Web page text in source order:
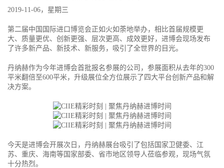
2019-11-06，星期三
第二届中国国际进口博览会正如火如荼地举办，相比首届规模更
大、质量更优、创新更强、层次更高、成效更好，进博会现场发布
了许多新产品、新技术、新服务，吸引了全世界的目光。
丹纳赫作为今年进博会首批报名参展的公司，参展面积从去年的300
平米翻倍至600平米，升级展位全方位展示了四大平台创新产品和解
决方案。
今天是进博会开展次日，丹纳赫展台吸引了包括国家卫健委、江
苏、重庆、海南等国家部委、省市地区领导人莅临参观，现场气氛
十分热烈。